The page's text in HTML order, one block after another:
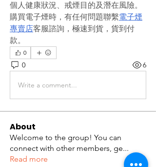
個人健康狀況、戒煙目的及潛在風險。
購買電子煙時，有任何問題聯繫電子煙
專賣店客服諮詢，極速到貨，貨到付
款。
0
0 6
Write a comment...
About
Welcome to the group! You can
connect with other members, ge...
Read more